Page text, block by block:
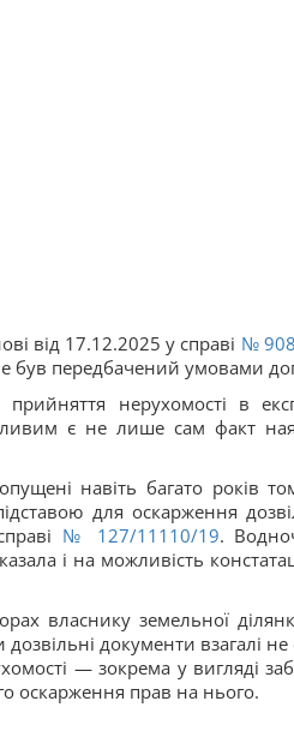
від 17.12.2025 у справі №
був передбачений умовами
нерухомості в
є не лише сам факт
навіть багато років
для оскарження
№ 127/11110/19.
і на можливість
власнику земельної
дозвільні документи взагалі
— зокрема у вигляді
оскарження прав на нього.